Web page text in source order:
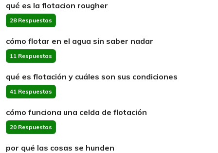
qué es la flotacion rougher
28 Respuestas
cómo flotar en el agua sin saber nadar
11 Respuestas
qué es flotación y cuáles son sus condiciones
41 Respuestas
cómo funciona una celda de flotación
20 Respuestas
por qué las cosas se hunden